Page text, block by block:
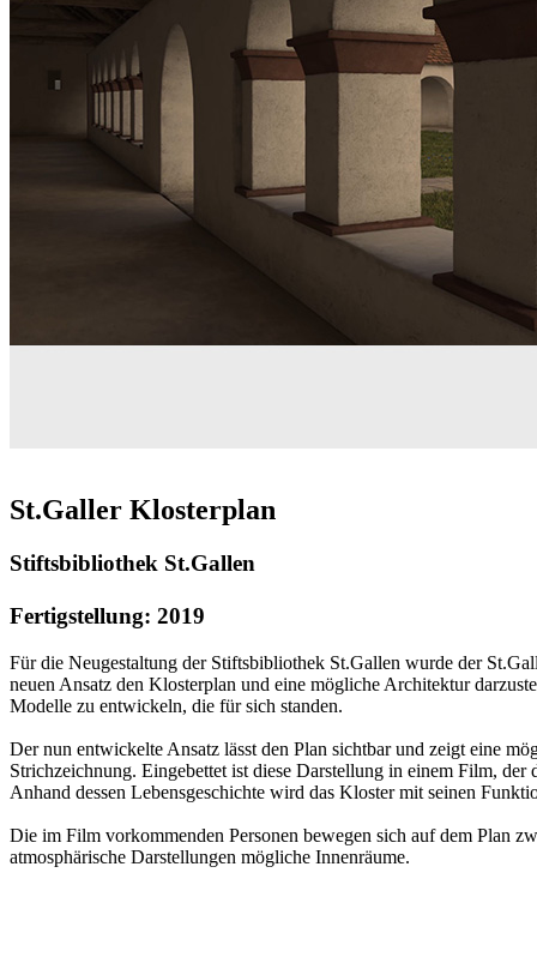
St.Galler Klosterplan
Stiftsbibliothek St.Gallen
Fertigstellung: 2019
Für die Neugestaltung der Stiftsbibliothek St.Gallen wurde der
neuen Ansatz den Klosterplan und eine mögliche Architektur
Modelle zu entwickeln, die für sich standen.
Der nun entwickelte Ansatz lässt den Plan sichtbar und zeigt eine
Strichzeichnung. Eingebettet ist diese Darstellung in einem Film,
Anhand dessen Lebensgeschichte wird das Kloster mit seinen
Die im Film vorkommenden Personen bewegen sich auf dem Plan
atmosphärische Darstellungen mögliche Innenräume.